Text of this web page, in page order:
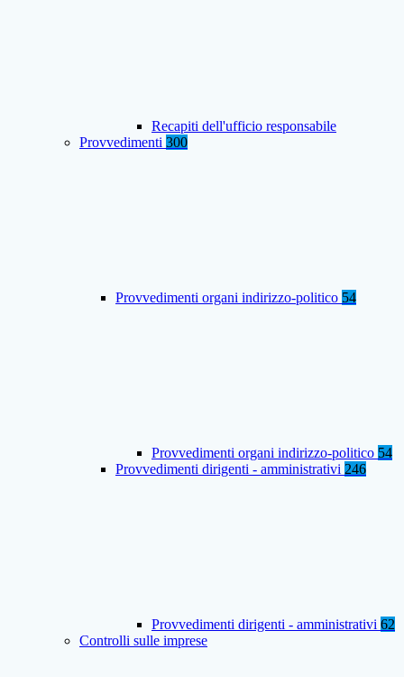
Recapiti dell'ufficio responsabile
Provvedimenti 300
Provvedimenti organi indirizzo-politico 54
Provvedimenti organi indirizzo-politico 54
Provvedimenti dirigenti - amministrativi 246
Provvedimenti dirigenti - amministrativi 62
Controlli sulle imprese